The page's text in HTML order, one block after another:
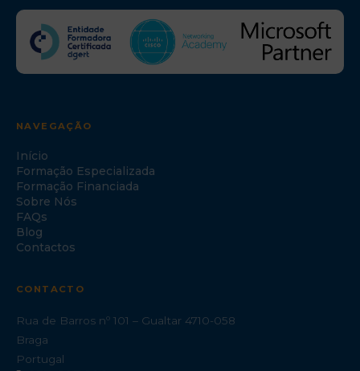
NAVEGAÇÃO
Início
Formação Especializada
Formação Financiada
Sobre Nós
FAQs
Blog
Contactos
CONTACTO
Rua de Barros nº 101 – Gualtar 4710-058
Braga
Portugal